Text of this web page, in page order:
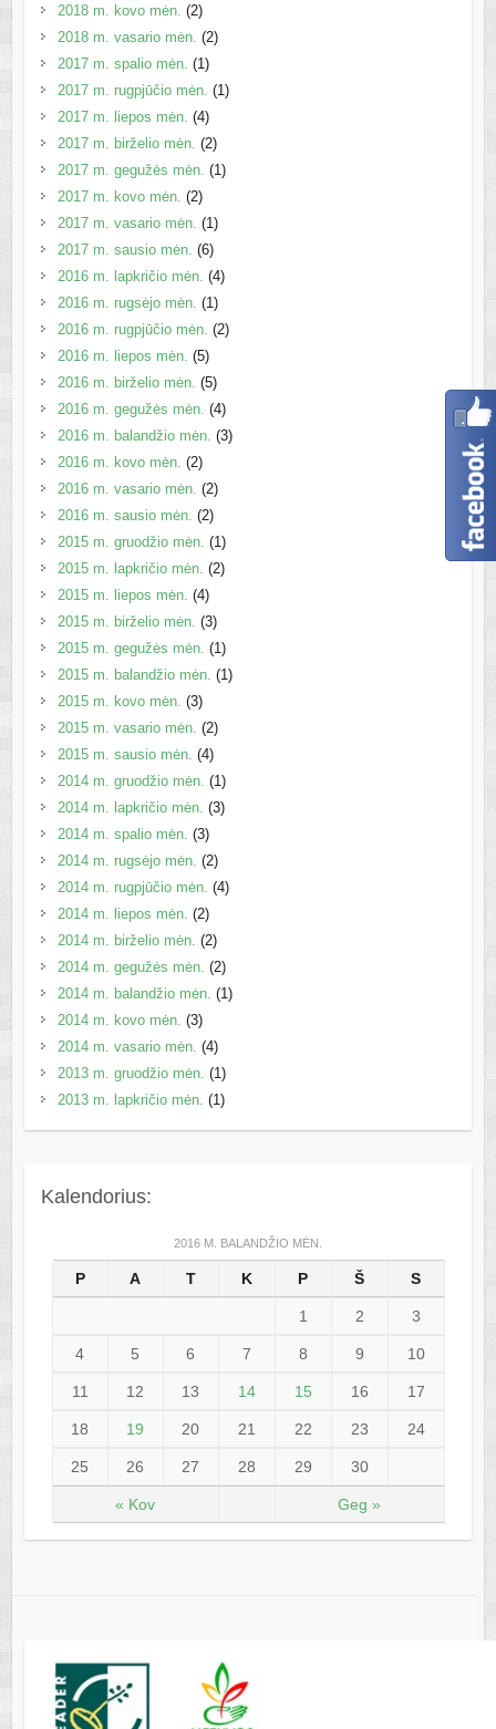
2018 m. kovo mėn. (2)
2018 m. vasario mėn. (2)
2017 m. spalio mėn. (1)
2017 m. rugpjūčio mėn. (1)
2017 m. liepos mėn. (4)
2017 m. birželio mėn. (2)
2017 m. gegužės mėn. (1)
2017 m. kovo mėn. (2)
2017 m. vasario mėn. (1)
2017 m. sausio mėn. (6)
2016 m. lapkričio mėn. (4)
2016 m. rugsėjo mėn. (1)
2016 m. rugpjūčio mėn. (2)
2016 m. liepos mėn. (5)
2016 m. birželio mėn. (5)
2016 m. gegužės mėn. (4)
2016 m. balandžio mėn. (3)
2016 m. kovo mėn. (2)
2016 m. vasario mėn. (2)
2016 m. sausio mėn. (2)
2015 m. gruodžio mėn. (1)
2015 m. lapkričio mėn. (2)
2015 m. liepos mėn. (4)
2015 m. birželio mėn. (3)
2015 m. gegužės mėn. (1)
2015 m. balandžio mėn. (1)
2015 m. kovo mėn. (3)
2015 m. vasario mėn. (2)
2015 m. sausio mėn. (4)
2014 m. gruodžio mėn. (1)
2014 m. lapkričio mėn. (3)
2014 m. spalio mėn. (3)
2014 m. rugsėjo mėn. (2)
2014 m. rugpjūčio mėn. (4)
2014 m. liepos mėn. (2)
2014 m. birželio mėn. (2)
2014 m. gegužės mėn. (2)
2014 m. balandžio mėn. (1)
2014 m. kovo mėn. (3)
2014 m. vasario mėn. (4)
2013 m. gruodžio mėn. (1)
2013 m. lapkričio mėn. (1)
Kalendorius:
2016 M. BALANDŽIO MĖN.
P A T K P Š S
« Kov Geg »
1 2 3
4 5 6 7 8 9 10
11 12 13 14 15 16 17
18 19 20 21 22 23 24
25 26 27 28 29 30